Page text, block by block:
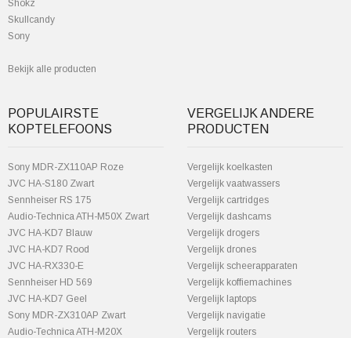
Shokz
Skullcandy
Sony
Bekijk alle producten
POPULAIRSTE
KOPTELEFOONS
Sony MDR-ZX110AP Roze
JVC HA-S180 Zwart
Sennheiser RS 175
Audio-Technica ATH-M50X Zwart
JVC HA-KD7 Blauw
JVC HA-KD7 Rood
JVC HA-RX330-E
Sennheiser HD 569
JVC HA-KD7 Geel
Sony MDR-ZX310AP Zwart
Audio-Technica ATH-M20X
VERGELIJK ANDERE
PRODUCTEN
Vergelijk koelkasten
Vergelijk vaatwassers
Vergelijk cartridges
Vergelijk dashcams
Vergelijk drogers
Vergelijk drones
Vergelijk scheerapparaten
Vergelijk koffiemachines
Vergelijk laptops
Vergelijk navigatie
Vergelijk routers